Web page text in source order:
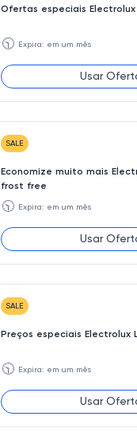
Ofertas especiais
🕥 Expira: em um mês
Usar
SALE
Economize muito mais
frost free
🕥 Expira: em um mês
Usar
SALE
Preços especiais Electrolux
🕥 Expira: em um mês
Usar